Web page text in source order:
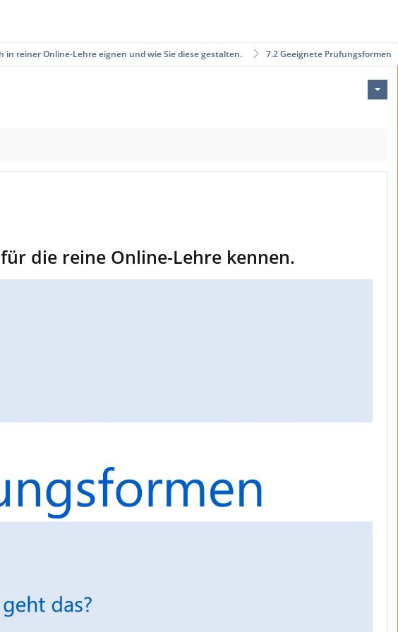
7.2 Geeignete Prüfungsformen
reiner Online-Lehre eignen und wie Sie diese gestalten.
die reine Online-Lehre kennen.